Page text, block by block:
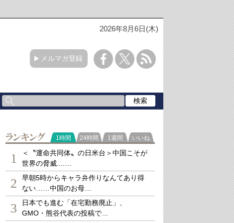
2026年8月6日(木)
メルマガ登録
ランキング
1時間 24時間 1週間 いいね
1
＜〝運命共同体〟の日米台＞中国こそが
世界の脅威....…
2
早朝5時からキャラ弁作りなんてあり得
ない……中国のお母…
3
日本でも進む「在宅勤務廃止」、
GMO・熊谷代表の投稿で…